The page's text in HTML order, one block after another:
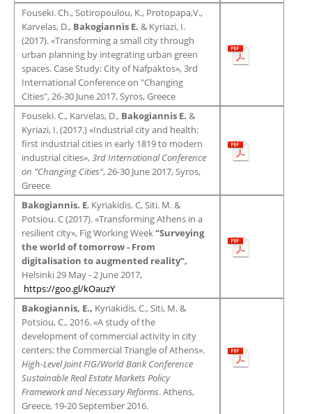
Fouseki. Ch., Sotiropoulou, K., Protopapa,V.,
Karvelas, D., Bakogiannis E. & Kyriazi, I.
(2017). «Transforming a small city through
urban planning by integrating urban green
spaces. Case Study: City of Nafpaktos», 3rd
International Conference on "Changing
Cities", 26-30 June 2017, Syros, Greece
Fouseki. C., Karvelas, D., Bakogiannis E. &
Kyriazi, I. (2017.) «Industrial city and health:
first industrial cities in early 1819 to modern
industrial cities»,3rd International Conference
on "Changing Cities", 26-30 June 2017, Syros,
Greece
Bakogiannis. Ε, Kyriakidis. C, Siti. M. &
Potsiou. C (2017). «Transforming Athens in a
resilient city», Fig Working Week“Surveying
the world of tomorrow - From
digitalisation to augmented reality”,
Helsinki 29 May - 2 June 2017,
https://goo.gl/kOauzY
Bakogiannis, E., Kyriakidis, C., Siti, M. &
Potsiou, C., 2016. «A study of the
development of commercial activity in city
centers: the Commercial Triangle of Athens».
High-Level Joint FIG/World Bank Conference
Sustainable Real Estate Markets Policy
Framework and Necessary Reforms. Athens,
Greece, 19-20 September 2016.